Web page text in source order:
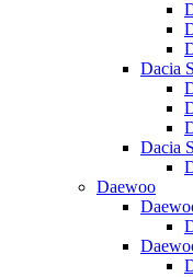
Dacia
Dacia
Daewoo